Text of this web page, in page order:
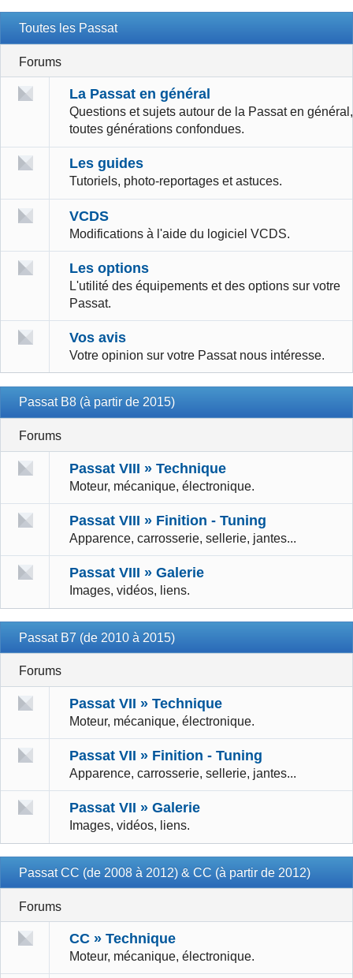
Toutes les Passat
Forums
La Passat en général
Questions et sujets autour de la Passat en général,
toutes générations confondues.
Les guides
Tutoriels, photo-reportages et astuces.
VCDS
Modifications à l'aide du logiciel VCDS.
Les options
L'utilité des équipements et des options sur votre
Passat.
Vos avis
Votre opinion sur votre Passat nous intéresse.
Passat B8 (à partir de 2015)
Forums
Passat VIII » Technique
Moteur, mécanique, électronique.
Passat VIII » Finition - Tuning
Apparence, carrosserie, sellerie, jantes...
Passat VIII » Galerie
Images, vidéos, liens.
Passat B7 (de 2010 à 2015)
Forums
Passat VII » Technique
Moteur, mécanique, électronique.
Passat VII » Finition - Tuning
Apparence, carrosserie, sellerie, jantes...
Passat VII » Galerie
Images, vidéos, liens.
Passat CC (de 2008 à 2012) & CC (à partir de 2012)
Forums
CC » Technique
Moteur, mécanique, électronique.